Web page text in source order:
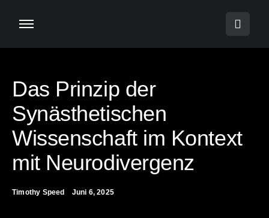
Das Prinzip der
Synästhetischen
Wissenschaft im Kontext
mit Neurodivergenz
Timothy Speed Juni 6, 2025